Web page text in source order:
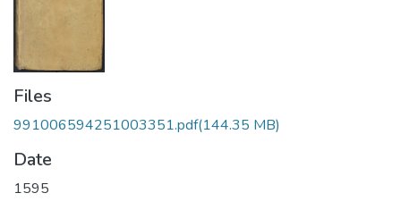
Files
991006594251003351.pdf(144.35 MB)
Date
1595